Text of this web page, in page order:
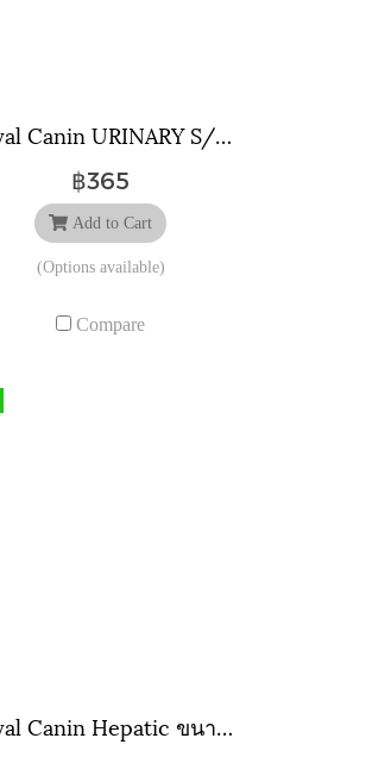
Royal Canin URINARY S/O ขนาดถุง ( 400 กรัม , 1.5 กิโลกรัม , 3.5 กิโลกรัม , 7 กิโลกรัม )
฿365
Add to Cart
(Options available)
Compare
Royal Canin Hepatic ขนาดถุง 2 กิโลกรัม.